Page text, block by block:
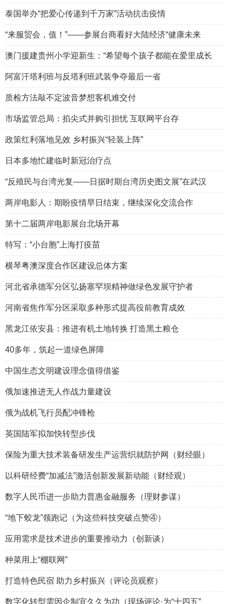
泰国举办“把爱心传递到千万家”活动抗击疫情
“来服贸会，值！”——参展台商看好大陆经济“健康未来
澳门援建贵州小学迎新生：“希望每个孩子都能在爱里成长
阿富汗塔利班与反塔利班武装争夺最后一省
质检方法敲不定波音梦想客机难交付
市场监管总局：掐尖式并购引担忧 互联网平台存
政策红利落地见效 乡村振兴“轻装上阵”
日本多地忙建临时新冠治疗点
“反殖民与台湾光复——日据时期台湾历史图文展”在武汉
两岸电影人：期盼疫情早日结束，继续深化交流合作
第十二届两岸电影展台北场开幕
特写：“小台胞”上海打疫苗
横琴粤澳深度合作区建设总体方案
河北省承德军分区弘扬塞罕坝精神做绿色发展守护者
河南省焦作军分区采取多种形式提高役前教育成效
黑龙江依安县：推进有机土地转换 打造黑土粮仓
40多年，筑起一道绿色屏障
中国生态文明建设理念值得借鉴
俄加速推进无人作战力量建设
俄为战机飞行员配冲锋枪
英国陆军拟加快转型步伐
保险为重大技术装备研发生产运营织就防护网（财经眼）
以科研经费“加减法”激活创新发展新动能（财经观）
数字人民币进一步助力普惠金融服务（理财参谋）
“地下蛟龙”领跑记（为这些科技突破点赞④）
应用需求是技术进步的重要推动力（创新谈）
种菜用上“棚联网”
打造特色民宿 助力乡村振兴（评论员观察）
数字化转型需因企制宜久久为功（现场评论·为“十四五”